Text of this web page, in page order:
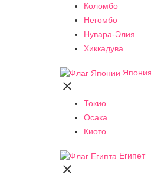
Коломбо
Негомбо
Нувара-Элия
Хиккадува
Япония

Токио
Осака
Киото
Египет
